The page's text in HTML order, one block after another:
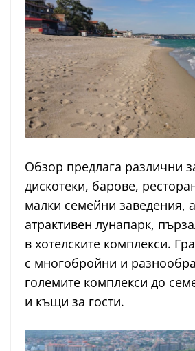
Обзор предлага различни
дискотеки, барове,
малки семейни заведения,
атрактивен лунапарк,
в хотелските комплекси.
с многобройни и
големите комплекси до
и къщи за гости.